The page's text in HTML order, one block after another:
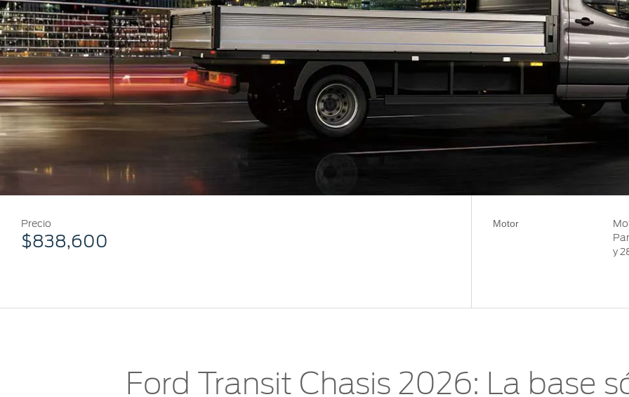
Mi Ford
Mi Ford
Cita de Servicio
Promociones de Servicio
Llamado a Revisión
Garantía en Partes
Soporte Técnico
SYNC
Precio
$838,600
Motor
y
Ford Transit Chasis 2026: La base